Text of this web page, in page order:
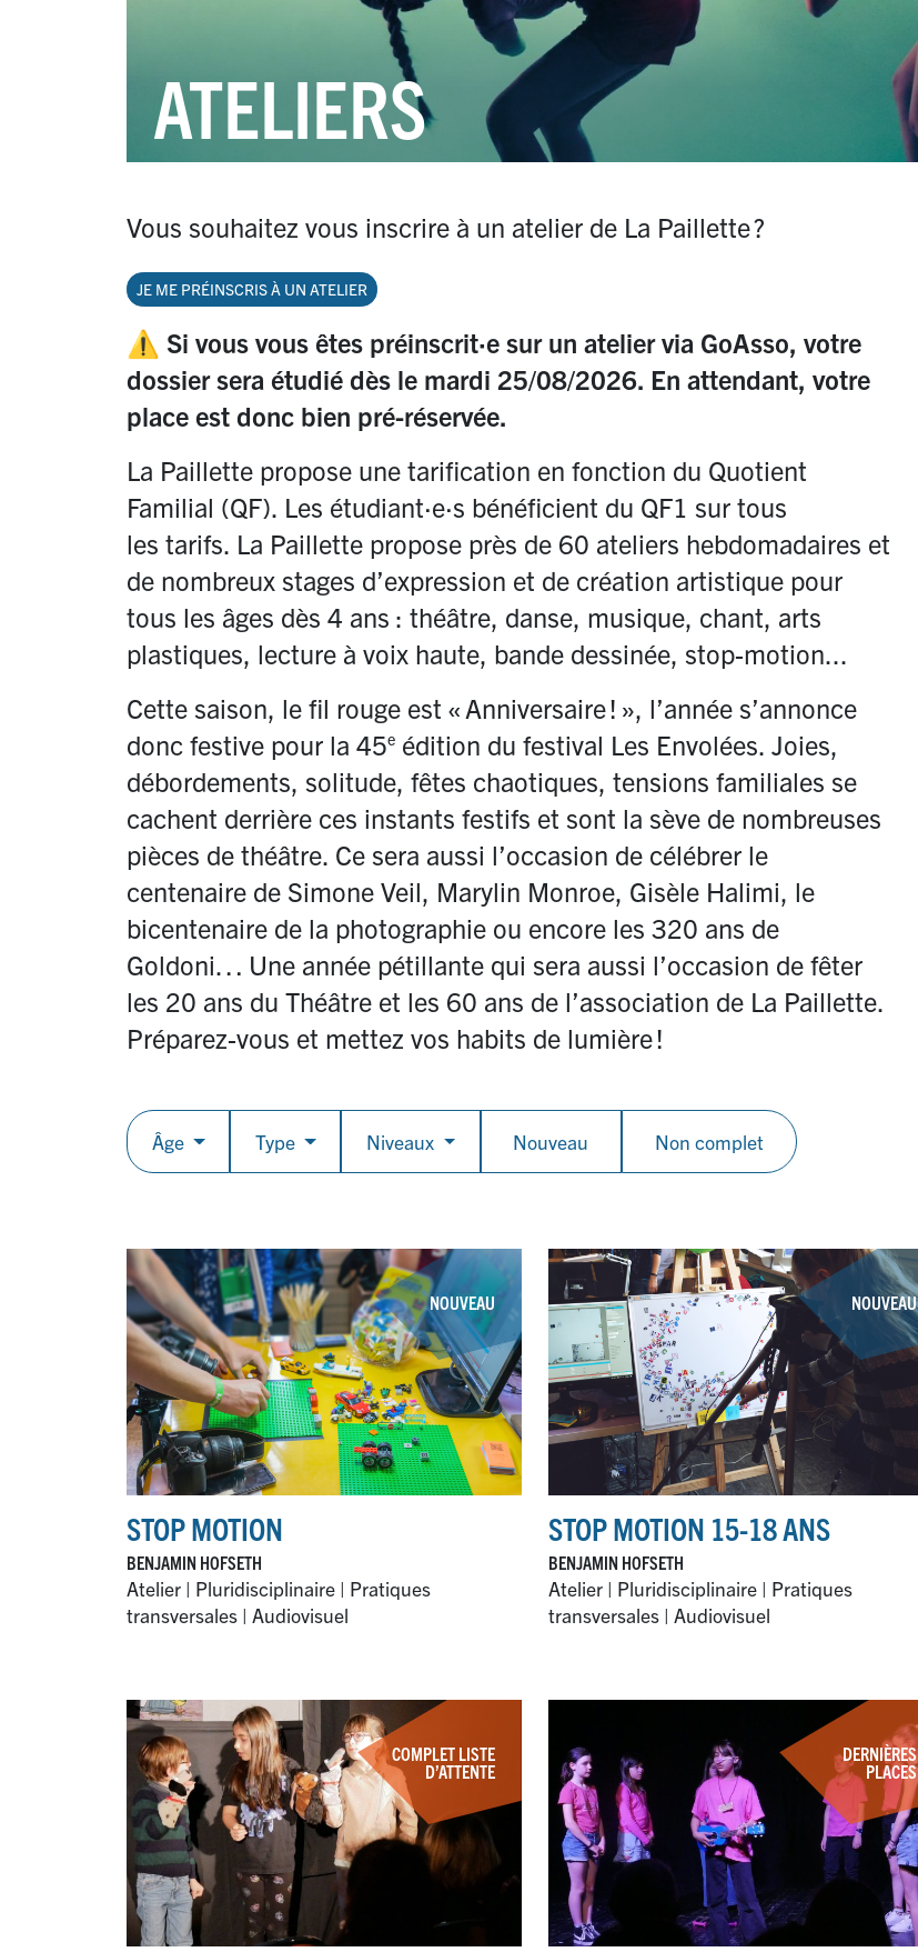
ATELIERS
Vous souhaitez vous inscrire à un atelier de La Paillette?
JE ME PRÉINSCRIS À UN ATELIER
⚠️ Si vous vous êtes préinscrit·e sur un atelier via GoAsso, votre
dossier sera étudié dès le mardi 25/08/2026. En attendant, votre
place est donc bien pré-réservée.
La Paillette propose une tarification en fonction du Quotient
Familial (QF). Les étudiant·e·s bénéficient du QF1 sur tous
les tarifs. La Paillette propose près de 60 ateliers hebdomadaires et
de nombreux stages d’expression et de création artistique pour
tous les âges dès 4 ans : théâtre, danse, musique, chant, arts
plastiques, lecture à voix haute, bande dessinée, stop-motion...
Cette saison, le fil rouge est « Anniversaire! », l’année s’annonce
donc festive pour la 45e édition du festival Les Envolées. Joies,
débordements, solitude, fêtes chaotiques, tensions familiales se
cachent derrière ces instants festifs et sont la sève de nombreuses
pièces de théâtre. Ce sera aussi l’occasion de célébrer le
centenaire de Simone Veil, Marylin Monroe, Gisèle Halimi, le
bicentenaire de la photographie ou encore les 320 ans de
Goldoni… Une année pétillante qui sera aussi l’occasion de fêter
les 20 ans du Théâtre et les 60 ans de l’association de La Paillette.
Préparez-vous et mettez vos habits de lumière!
Âge Type Niveaux Nouveau Non complet
NOUVEAU
STOP MOTION
BENJAMIN HOFSETH
Atelier | Pluridisciplinaire | Pratiques
transversales | Audiovisuel
NOUVEAU
STOP MOTION 15-18 ANS
BENJAMIN HOFSETH
Atelier | Pluridisciplinaire | Pratiques
transversales | Audiovisuel
COMPLET LISTE
D’ATTENTE
DERNIÈRES
PLACES